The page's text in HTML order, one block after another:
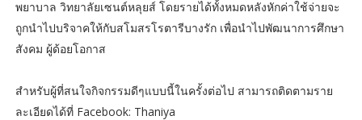
พยาบาล วิทยาลัยเซนต์หลุยส์ โดยรายได้ทั้งหมดหลังหักค่าใช้จ่ายจะ
ถูกนำไปบริจาคให้กับสโมสรโรตารีบางรัก เพื่อนำไปพัฒนาการศึกษา
สังคม ผู้ด้อยโอกาส
สำหรับผู้ที่สนใจกิจกรรมดีๆแบบนี้ในครั้งต่อไป สามารถติดตามราย
ละเอียดได้ที่ Facebook: Thaniya